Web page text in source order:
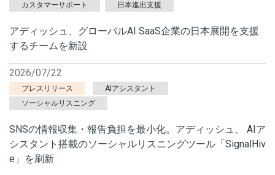
カスタマーサポート
日本進出支援
アディッシュ、グローバルAI SaaS企業の日本展開を支援
するチームを新設
2026/07/22
プレスリリース
AIアシスタント
ソーシャルリスニング
SNSの情報収集・報告負担を最小化。アディッシュ、 AIア
シスタント搭載のソーシャルリスニングツール「SignalHiv
e」を刷新